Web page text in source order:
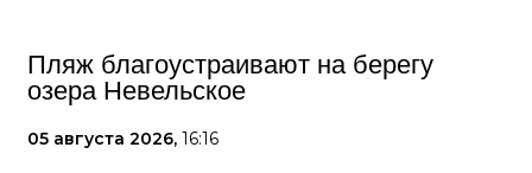
Пляж благоустраивают на берегу
озера Невельское
05 августа 2026, 16:16